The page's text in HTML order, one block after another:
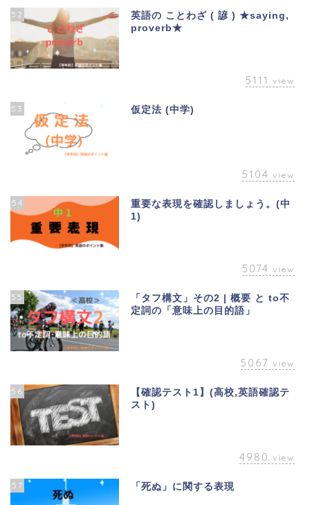
52
英語の ことわざ ( 諺 ) ★saying,
proverb★
5111 view
53 仮定法 (中学)
5104 view
54
重要な表現を確認しましょう。(中
1)
5074 view
55
「タフ構文」その2 | 概要 と to不
定詞の「意味上の目的語」
5067 view
56
【確認テスト1】(高校,英語確認テ
スト)
4980 view
57 「死ぬ」に関する表現